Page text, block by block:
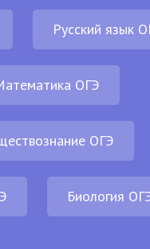
Русский язык
ОГЭ
ОГЭ
Биология